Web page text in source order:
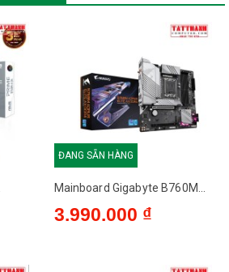
ĐANG SẴN HÀNG
Mainboard Gigabyte B760M...
3.990.000 ₫